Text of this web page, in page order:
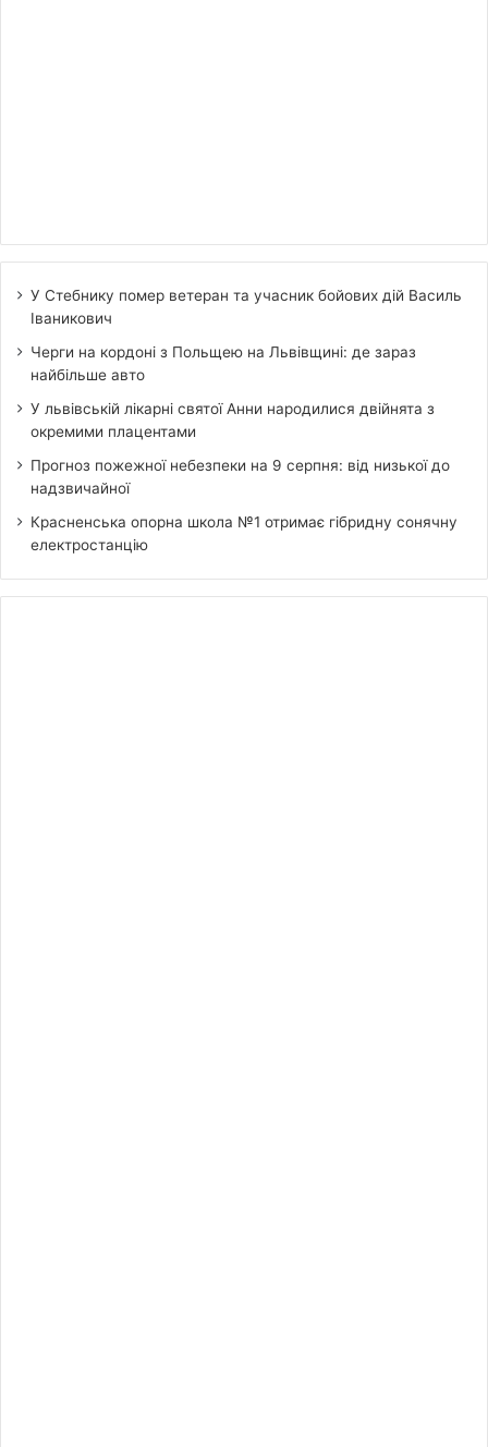
У Стебнику помер ветеран та учасник бойових дій Василь
Іваникович
Черги на кордоні з Польщею на Львівщині: де зараз
найбільше авто
У львівській лікарні святої Анни народилися двійнята з
окремими плацентами
Прогноз пожежної небезпеки на 9 серпня: від низької до
надзвичайної
Красненська опорна школа №1 отримає гібридну сонячну
електростанцію